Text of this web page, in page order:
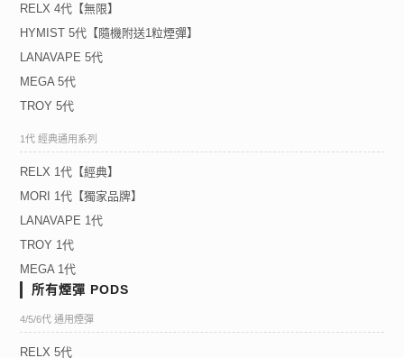
RELX 4代【無限】
HYMIST 5代【隨機附送1粒煙彈】
LANAVAPE 5代
MEGA 5代
TROY 5代
1代 經典通用系列
RELX 1代【經典】
MORI 1代【獨家品牌】
LANAVAPE 1代
TROY 1代
MEGA 1代
所有煙彈 PODS
4/5/6代 通用煙彈
RELX 5代